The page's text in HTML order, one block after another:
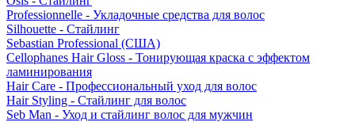
Professionnelle - Укладочные средства для волос
Silhouette - Стайлинг
Sebastian Professional (США)
Cellophanes Hair Gloss - Тонирующая краска с эффектом
ламинирования
Hair Care - Профессиональный уход для волос
Hair Styling - Стайлинг для волос
Seb Man - Уход и стайлинг волос для мужчин